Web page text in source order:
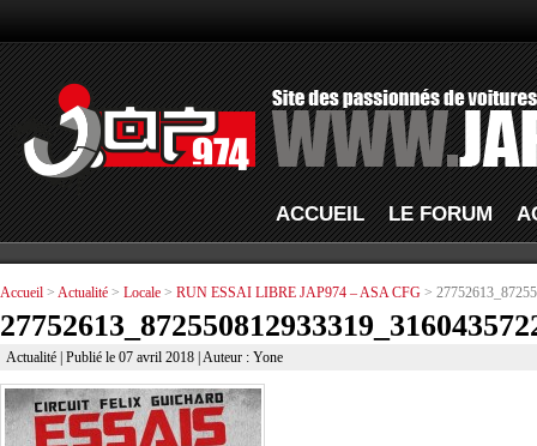
ACCUEIL LE FORUM
Accueil > Actualité > Locale > RUN ESSAI LIBRE JAP974 – ASA CFG >
Actualité| Publié le 07 avril 2018 | Auteur : Yone